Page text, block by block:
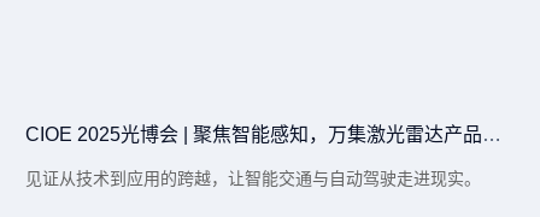
CIOE 2025光博会 | 聚焦智能感知，万集激光雷达产品矩阵亮相
见证从技术到应用的跨越，让智能交通与自动驾驶走进现实。